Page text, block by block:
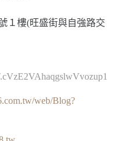
１樓(旺盛街與自強路交
web/Blog?